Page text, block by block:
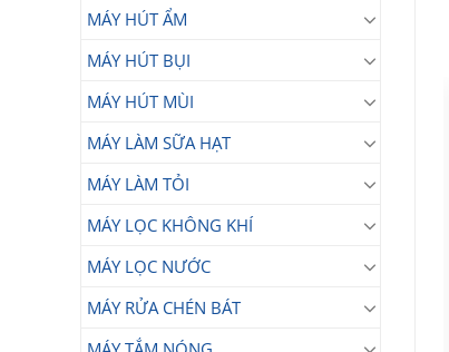
MÁY HÚT ẨM
MÁY HÚT BỤI
MÁY HÚT MÙI
MÁY LÀM SỮA HẠT
MÁY LÀM TỎI
MÁY LỌC KHÔNG KHÍ
MÁY LỌC NƯỚC
MÁY RỬA CHÉN BÁT
Máy lạnh Panasonic
Inverter 2.5 HP CU/CS-
U24ZKH-8
32.990.000 ₫
-22%
Điều hòa 1 chiều
CU/CS-N12AKH-8
10.000.000₫